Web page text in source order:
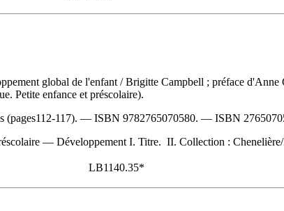
global de l'enfant / Brigitte Campbell ; préface
Petite enfance et préscolaire).
(pages112-117). — ISBN 9782765070580. — ISBN
— Développement I. Titre. II. Collection :
LB1140.35*